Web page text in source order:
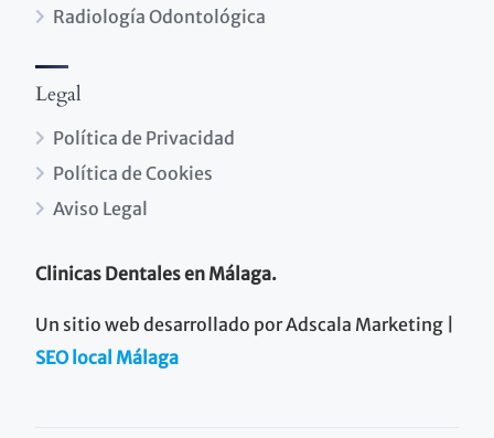
Radiología Odontológica
Legal
Política de Privacidad
Política de Cookies
Aviso Legal
Clinicas Dentales en Málaga.
Un sitio web desarrollado por Adscala Marketing |
SEO local Málaga